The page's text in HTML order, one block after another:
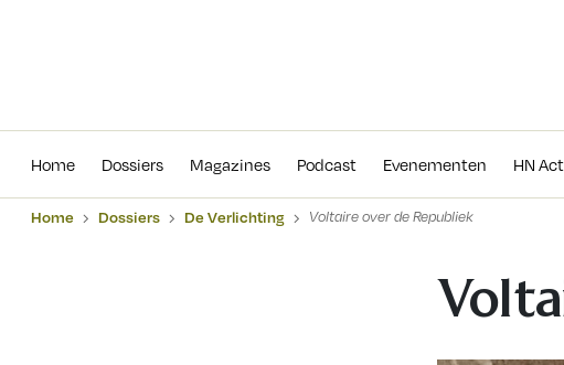
Home Dossiers Magazines Podcast Evenementen HN
Home Dossiers De Verlichting Voltaire over de Republiek